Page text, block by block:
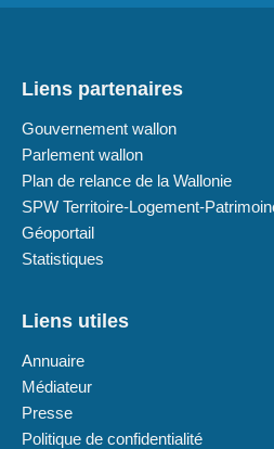
Liens partenaires
Gouvernement wallon
Parlement wallon
Plan de relance de la Wallonie
SPW Territoire-Logement-
Géoportail
Statistiques
Liens utiles
Annuaire
Médiateur
Presse
Politique de confidentialité